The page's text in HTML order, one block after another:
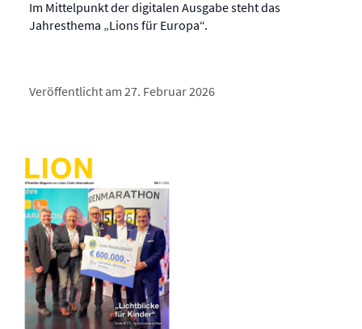
Im Mittelpunkt der digitalen Ausgabe steht das
Jahresthema „Lions für Europa“.
Veröffentlicht am 27. Februar 2026